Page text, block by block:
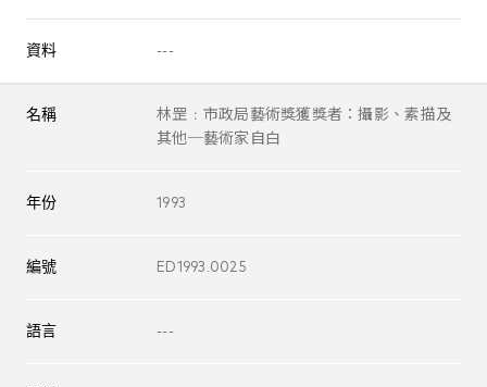
資料 ---
名稱
林罡﹕市政局藝術獎獲獎者：攝影、素描及
其他─藝術家自白
年份 1993
編號 ED1993.0025
語言 ---